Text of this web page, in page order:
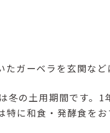
たガーベラを玄関など
冬の土用期間です。1
特に和食・発酵食をお